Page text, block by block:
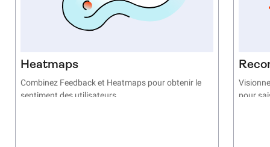
Heatmaps
Combinez Feedback et Heatmaps pour obtenir le
sentiment des utilisateurs
pour